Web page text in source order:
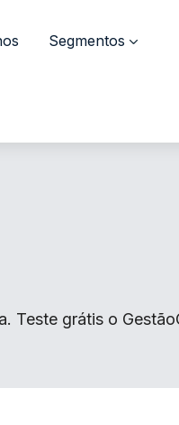
Segmentos
Teste grátis o